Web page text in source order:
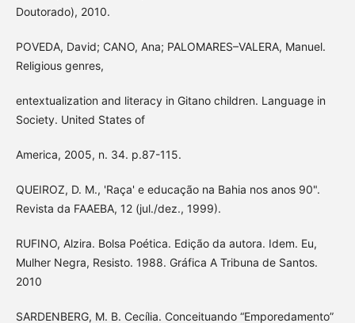
Doutorado), 2010.
POVEDA, David; CANO, Ana; PALOMARES–VALERA, Manuel.
Religious genres,
entextualization and literacy in Gitano children. Language in
Society. United States of
America, 2005, n. 34. p.87-115.
QUEIROZ, D. M., 'Raça' e educação na Bahia nos anos 90".
Revista da FAAEBA, 12 (jul./dez., 1999).
RUFINO, Alzira. Bolsa Poética. Edição da autora. Idem. Eu,
Mulher Negra, Resisto. 1988. Gráfica A Tribuna de Santos.
2010
SARDENBERG, M. B. Cecília. Conceituando “Emporedamento”